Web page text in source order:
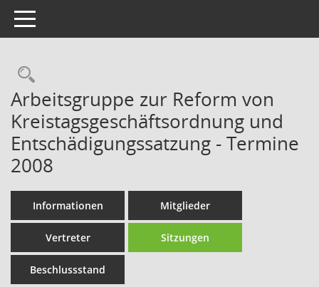
Toggle navigation
Rechercheauswahl
Arbeitsgruppe zur Reform von
Kreistagsgeschäftsordnung und
Entschädigungssatzung - Termine
2008
Informationen Mitglieder
Vertreter Sitzungen
Beschlussstand